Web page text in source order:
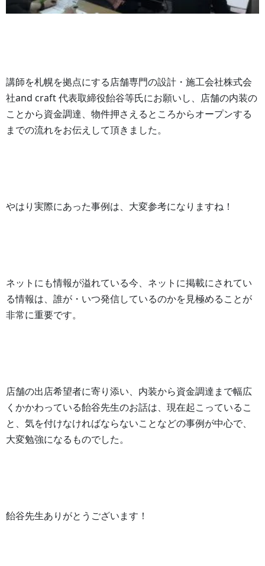
講師を札幌を拠点にする店舗専門の設計・施工会社株式会
社and craft 代表取締役飴谷等氏にお願いし、店舗の内装の
ことから資金調達、物件押さえるところからオープンする
までの流れをお伝えして頂きました。
やはり実際にあった事例は、大変参考になりますね！
ネットにも情報が溢れている今、ネットに掲載にされてい
る情報は、誰が・いつ発信しているのかを見極めることが
非常に重要です。
店舗の出店希望者に寄り添い、内装から資金調達まで幅広
くかかわっている飴谷先生のお話は、現在起こっているこ
と、気を付けなければならないことなどの事例が中心で、
大変勉強になるものでした。
飴谷先生ありがとうございます！